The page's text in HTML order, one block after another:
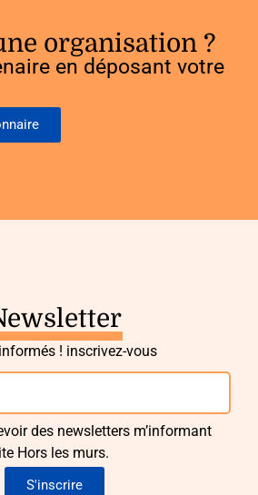
organisation ?
en déposant votre
! inscrivez-vous
des newsletters m’informant
Hors les murs.
S'inscrire